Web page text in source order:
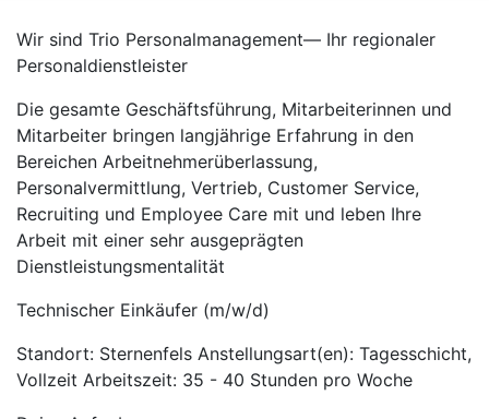
Wir sind Trio Personalmanagement— Ihr regionaler
Personaldienstleister
Die gesamte Geschäftsführung, Mitarbeiterinnen und
Mitarbeiter bringen langjährige Erfahrung in den
Bereichen Arbeitnehmerüberlassung,
Personalvermittlung, Vertrieb, Customer Service,
Recruiting und Employee Care mit und leben Ihre
Arbeit mit einer sehr ausgeprägten
Dienstleistungsmentalität
Technischer Einkäufer (m/w/d)
Standort: Sternenfels Anstellungsart(en): Tagesschicht,
Vollzeit Arbeitszeit: 35 - 40 Stunden pro Woche